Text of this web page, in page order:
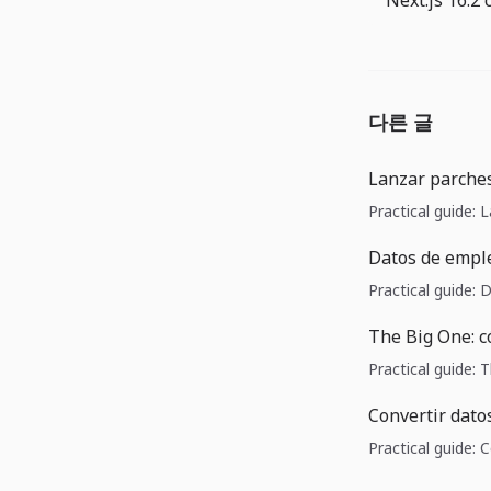
다른 글
Lanzar
Practical guide:
Datos de
Practical guide:
The Big One:
Practical guide:
Convertir
Practical guide: